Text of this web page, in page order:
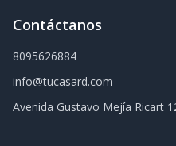
Contáctanos
8095626884
info@tucasard.com
Avenida Gustavo Mejía Ricart